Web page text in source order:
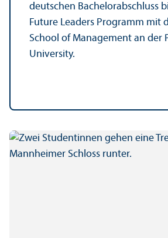
deutschen Bachelor­abschluss
Future Leaders Programm mit
School of Management an der
University.